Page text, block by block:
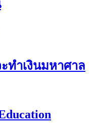
ทำเงินมหาศาล